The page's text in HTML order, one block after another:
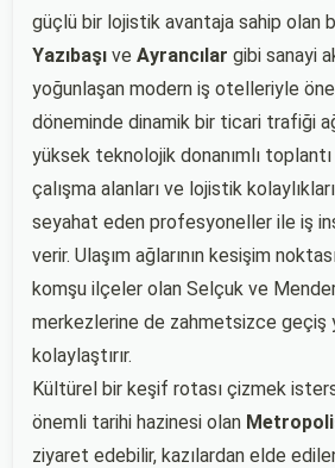
güçlü bir lojistik avantaja sahip olan
Yazıbaşı ve Ayrancılar gibi sanayi
yoğunlaşan modern iş otelleriyle öne
döneminde dinamik bir ticari trafiği
yüksek teknolojik donanımlı
çalışma alanları ve lojistik
seyahat eden profesyoneller ile iş
verir. Ulaşım ağlarının kesişim
komşu ilçeler olan Selçuk ve
merkezlerine de zahmetsizce geçiş
kolaylaştırır.
Kültürel bir keşif rotası çizmek
önemli tarihi hazinesi olan
ziyaret edebilir, kazılardan elde